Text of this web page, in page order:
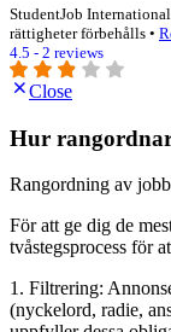
StudentJob
rättigheter förbehålls •
4.5 - 2 reviews
Close
Hur
Rangordning av
För att ge dig de
tvåstegsprocess för
1. Filtrering:
(nyckelord, radie,